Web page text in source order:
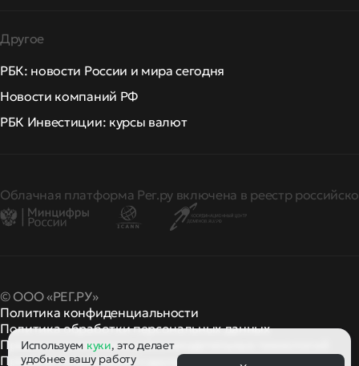
Другое
РБК: новости России и мира сегодня
Новости компаний РФ
РБК Инвестиции: курсы валют
Облачная платформа Рег.ру включена в реестр
© ООО «РЕГ.РУ»
Политика конфиденциальности
Политика обработки персональных данных
Правила применения рекомендательных технологий
Правила пользованияи другие правила и политики
Используем куки, это делает
удобнее вашу работу